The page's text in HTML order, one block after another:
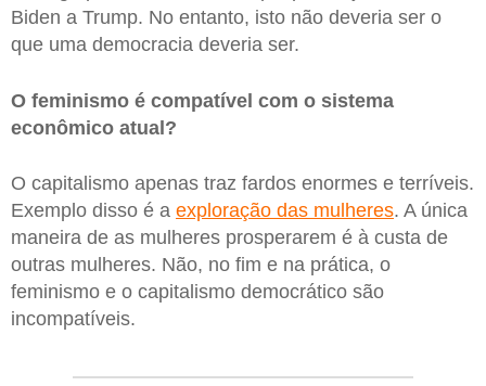
Biden a Trump. No entanto, isto não deveria ser o
que uma democracia deveria ser.
O feminismo é compatível com o sistema
econômico atual?
O capitalismo apenas traz fardos enormes e terríveis.
Exemplo disso é a exploração das mulheres. A única
maneira de as mulheres prosperarem é à custa de
outras mulheres. Não, no fim e na prática, o
feminismo e o capitalismo democrático são
incompatíveis.